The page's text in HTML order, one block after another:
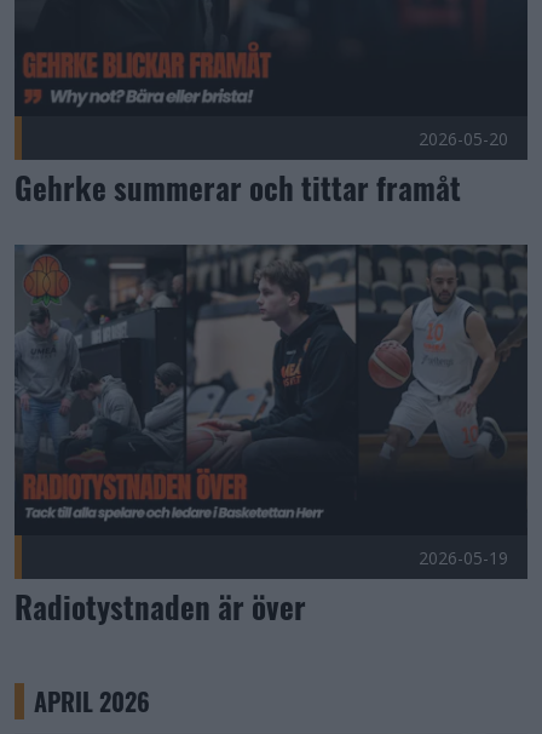
2026-05-20
Gehrke summerar och tittar framåt
Radiotystnaden är över Publicerad 2026-05-19
2026-05-19
Radiotystnaden är över
APRIL 2026